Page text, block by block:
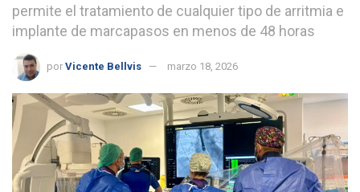
permite el tratamiento de cualquier tipo de arritmia e
implante de marcapasos en menos de 48 horas
por Vicente Bellvis marzo 18, 2026